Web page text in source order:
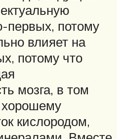
первых, потому
влияет на
потому что
мозга, в том
хорошему
кислородом,